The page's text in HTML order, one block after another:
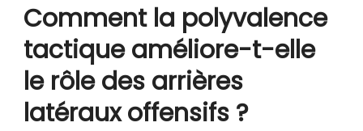
Comment la polyvalence
tactique améliore-t-elle
le rôle des arrières
latéraux offensifs ?